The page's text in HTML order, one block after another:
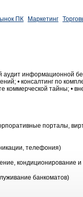
ПК Маркетинг
информационной
• консалтинг по
коммерческой тайны; •
порталы,
телефония)
кондиционирование
банкоматов)